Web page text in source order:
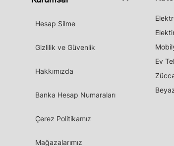
Hesap Silme
Gizlilik ve Güvenlik
Hakkımızda
Banka Hesap Numaraları
Çerez Politikamız
Mağazalarımız
Ev